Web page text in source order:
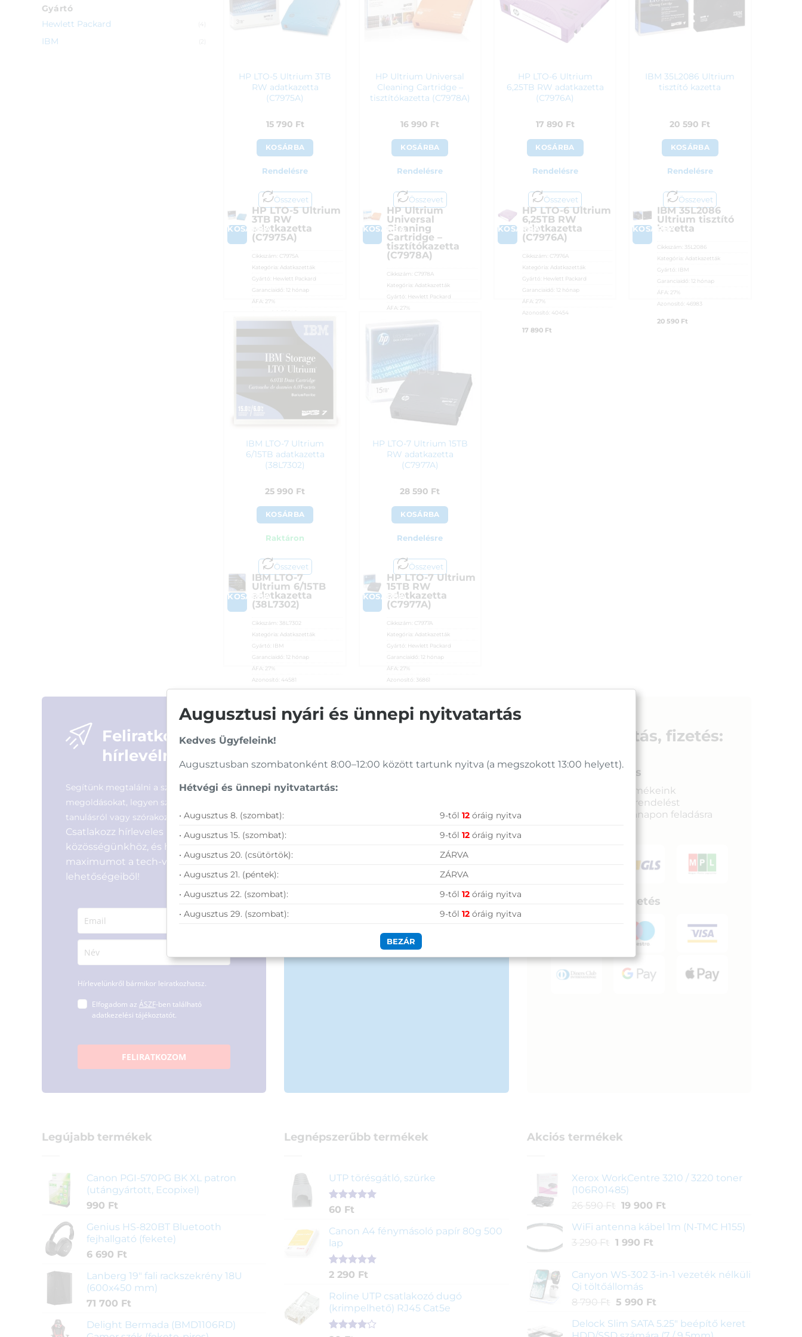
Gyártó
Hewlett Packard
(4)
IBM
HP LTO-5 Ultrium 3TB
RW adatkazetta
(C7975A)
15 790 Ft
KOSÁRBA
Rendelésre
Összevet
KOSÁRBA
HP LTO-5 Ultrium
3TB RW
adatkazetta
(C7975A)
Cikkszám: C7975A
Kategória: Adatkazetták
Gyártó: Hewlett Packard
Garanciaidő: 12 hónap
ÁFA:
27%
15 790
HP Ultrium Universal
Cleaning Cartridge –
tisztítókazetta (C7978A)
16 990 Ft
KOSÁRBA
Rendelésre
Összevet
KOSÁRBA
HP Ultrium
Universal
Cleaning
Cartridge –
tisztítókazetta
(C7978A)
Cikkszám: C7978A
Kategória: Adatkazetták
Gyártó: Hewlett Packard
ÁFA:
27%
16 990
HP LTO-6 Ultrium
6,25TB RW adatkazetta
(C7976A)
17 890 Ft
KOSÁRBA
Rendelésre
Összevet
KOSÁRBA
HP LTO-6 Ultrium
6,25TB RW
adatkazetta
(C7976A)
Cikkszám: C7976A
Kategória: Adatkazetták
Gyártó: Hewlett Packard
Garanciaidő: 12 hónap
ÁFA:
27%
Azonosító: 40454
17 890 Ft
IBM 35L2086 Ultrium
tisztító kazetta
20 590 Ft
KOSÁRBA
Rendelésre
Összevet
KOSÁRBA
IBM 35L2086
Ultrium tisztító
kazetta
Cikkszám:
35L2086
Kategória: Adatkazetták
Gyártó: IBM
Garanciaidő: 12 hónap
ÁFA:
27%
Azonosító: 46983
20 590 Ft
IBM LTO-7 Ultrium
6/15TB adatkazetta
(38L7302)
25 990 Ft
KOSÁRBA
Raktáron
Összevet
KOSÁRBA
IBM LTO-7
Ultrium 6/15TB
adatkazetta
(38L7302)
Cikkszám:
38L7302
Kategória: Adatkazetták
Gyártó: IBM
Garanciaidő: 12 hónap
ÁFA:
27%
Azonosító: 44581
HP LTO-7 Ultrium 15TB
RW adatkazetta
(C7977A)
28 590 Ft
KOSÁRBA
Rendelésre
Összevet
KOSÁRBA
HP LTO-7 Ultrium
15TB RW
adatkazetta
(C7977A)
Cikkszám: C7977A
Kategória: Adatkazetták
Gyártó: Hewlett Packard
Garanciaidő: 12 hónap
ÁFA:
27%
Azonosító:
36861
Feliratkozás
hírlevélre
Segítünk megtalálni a számodra legjobb
megoldásokat, legyen szó munkáról,
tanulásról vagy szórakozásról!
Csatlakozz hírleveles
közösségünkhöz, és hozd ki a
maximumot a tech-világ
lehetőségeiből!
Hírlevelünkről bármikor leiratkozhatsz.
Elfogadom az ÁSZF-ben található
adatkezelési tájékoztatót.
FELIRATKOZOM
Nagy raktárkészlet
Garanciavállalás
50 000 Ft felett ingyenes szállítás
Szállítás, fizetés:
Gyors kiszállítás
Raktáron lévő termékeink
legkésőbb a megrendelést
követkető munkanapon feladásra
Biztonságos fizetés
Legújabb termékek
Canon PGI-570PG BK XL patron
(utángyártott, Ecopixel)
990 Ft
Genius HS-820BT Bluetooth
fejhallgató (fekete)
6 690 Ft
Lanberg 19" fali rackszekrény 18U
(600x450 mm)
71 700 Ft
Delight Bermada (BMD1106RD)
Legnépszerűbb termékek
UTP törésgátló, szürke
Értékelés
ből,
1
értékelés
alapján
60 Ft
Canon A4 fénymásoló papír 80g 500
lap
Értékelés
ből,
2
értékelés
alapján
2 290 Ft
Roline UTP csatlakozó dugó
(krimpelhető) RJ45 Cat5e
Akciós termékek
Xerox WorkCentre 3210 / 3220 toner
(106R01485)
26 590 Ft Original
was:
26
19 900 FtCurrent
is:
WiFi antenna kábel 1m (N-TMC H155)
3 290 Ft Original
3
290 Ft.
1 990 FtCurrent
1
Canyon WS-302 3-in-1 vezeték nélküli
Qi töltőállomás
8 790 Ft Original
was:
5 990 FtCurrent
is:
Delock Slim SATA 5.25" beépítő keret
Augusztusi nyári és ünnepi nyitvatartás
Kedves Ügyfeleink!
Augusztusban szombatonként 8:00–12:00 között tartunk nyitva (a megszokott 13:00 helyett).
Hétvégi és ünnepi nyitvatartás:
• Augusztus 8. (szombat): 9-től 12óráig nyitva
• Augusztus 15. (szombat):
9-től 12óráig nyitva
• Augusztus 20. (csütörtök):
ZÁRVA
• Augusztus 21. (péntek):
ZÁRVA
• Augusztus 22. (szombat):
9-től 12óráig nyitva
• Augusztus 29. (szombat):
9-től 12óráig nyitva
BEZÁR